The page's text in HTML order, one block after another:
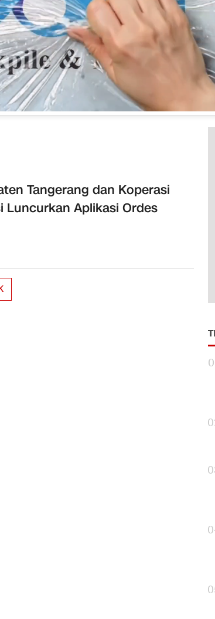
Tangerang dan Koperasi
Luncurkan Aplikasi Ordes